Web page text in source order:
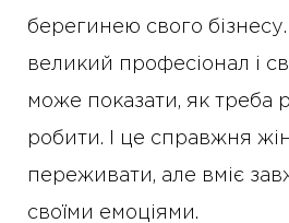
берегинею свого бізнесу.
великий професіонал і
може показати, як треба
робити. І це справжня
переживати, але вміє
своїми емоціями.